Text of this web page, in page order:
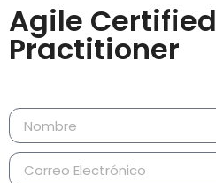
Agile Certified
Practitioner